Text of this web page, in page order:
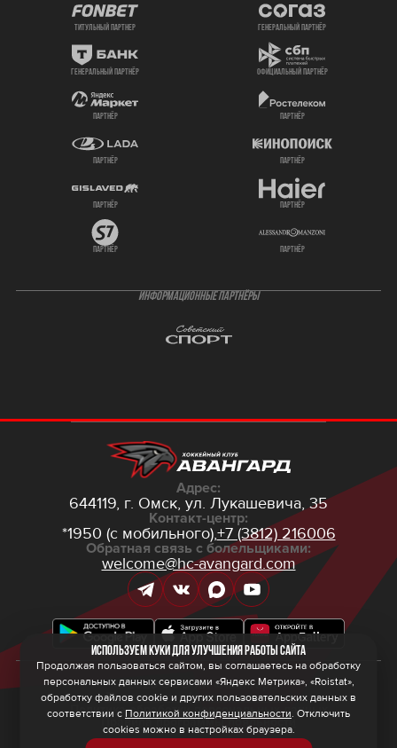
титульный партнер генеральный партнёр
генеральный партнёр официальный партнёр
партнёр партнёр
партнёр партнёр
партнёр партнёр
партнёр партнёр
ИНФОРМАЦИОННЫЕ ПАРТНЁРЫ
Адрес:
644119, г. Омск, ул. Лукашевича, 35
Контакт-центр:
*1950 (с мобильного),+7 (3812) 216006
Обратная связь с болельщиками:
welcome@hc-avangard.com
© 2026 ООО ХК «Авангард»
Политика конфиденциальности
Политика обработки персональных данных
Правила программы лояльности
Используем куки для улучшения работы сайта
Продолжая пользоваться сайтом, вы соглашаетесь на обработку
персональных данных сервисами «Яндекс Метрика», «Roistat»,
обработку файлов cookie и других пользовательских данных в
соответствии с Политикой конфиденциальности. Отключить
cookies можно в настройках браузера.